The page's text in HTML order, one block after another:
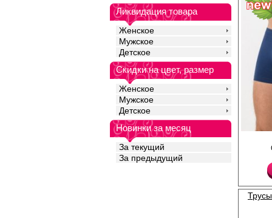
Ликвидация товара
Женское
Мужское
Детское
Скидки на цвет, размер
Женское
Мужское
Детское
Новинки за месяц
За текущий
За предыдущий
Хлопок 95%
,